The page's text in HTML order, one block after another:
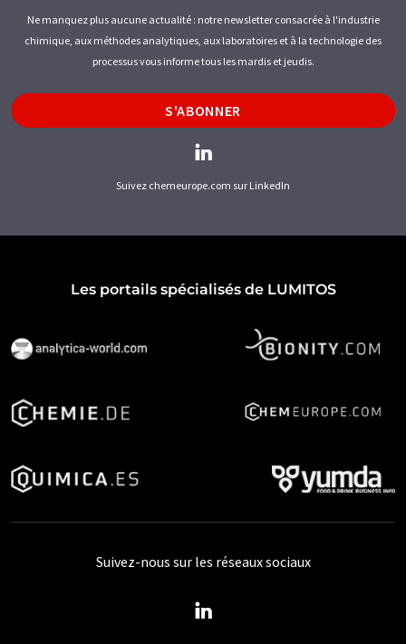
Ne manquez plus aucune actualité : notre newsletter consacrée à l'industrie
chimique, aux méthodes analytiques, aux laboratoires et à la technologie des
processus vous informe tous les mardis et jeudis.
S'ABONNER
Suivez chemeurope.com sur LinkedIn
Les portails spécialisés de LUMITOS
Suivez-nous sur les réseaux sociaux